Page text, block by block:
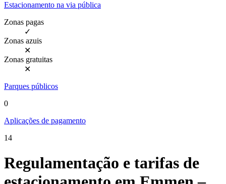
Estacionamento na via pública
Zonas pagas
✓
Zonas azuis
✕
Zonas gratuitas
✕
Parques públicos
0
Aplicações de pagamento
14
Regulamentação e tarifas de